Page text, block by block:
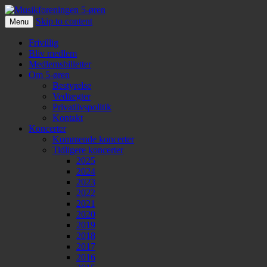
Musikforeningen 5-øren
Menu Skip to content
Frivillig
Bliv medlem
Medlemsbilletter
Om 5-øren
Bestyrelse
Vedtægter
Privatlivspolitik
Kontakt
Koncerter
Kommende koncerter
Tidligere koncerter
2025
2024
2023
2022
2021
2020
2019
2018
2017
2016